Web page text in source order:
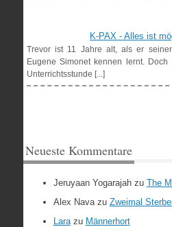
K-PAX - Alles ist
Trevor ist 11 Jahre alt, als er
Eugene Simonet kennen lernt.
Unterrichtsstunde [...]
Neueste Kommentare
Jeruyaan Yogarajahzu The
Alex Navazu Zweimal
Larazu Männerhort